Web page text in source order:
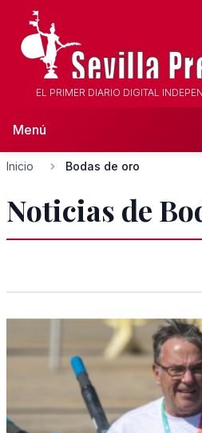
EL PRIMER DIARIO DIGITAL
Menú
Inicio Bodas de oro
Noticias de